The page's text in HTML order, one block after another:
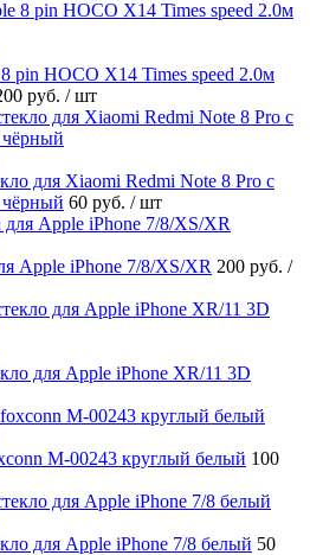
pin HOCO X14 Times speed 2.0м
руб. / шт
для Xiaomi Redmi Note 8 Pro с
60 руб. / шт
Apple iPhone 7/8/XS/XR 200 руб. /
для Apple iPhone XR/11 3D
M-00243 круглый белый 100
для Apple iPhone 7/8 белый 50